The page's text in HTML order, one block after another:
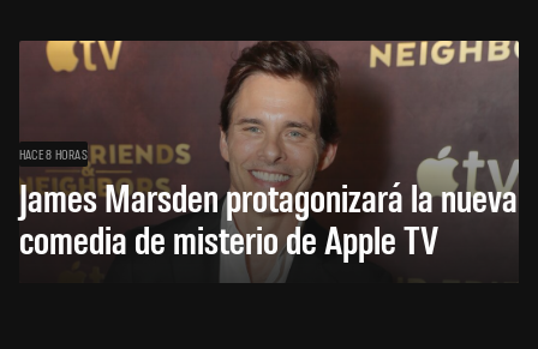
HACE 8 HORAS
James Marsden protagonizará la nueva
comedia de misterio de Apple TV